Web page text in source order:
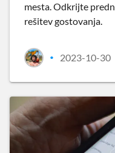
mesta. Odkrijte
rešitev gostovanja.
• 2023-10-30